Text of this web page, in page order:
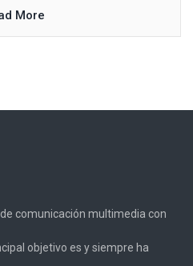
More
comunicación multimedia con
objetivo es y siempre ha